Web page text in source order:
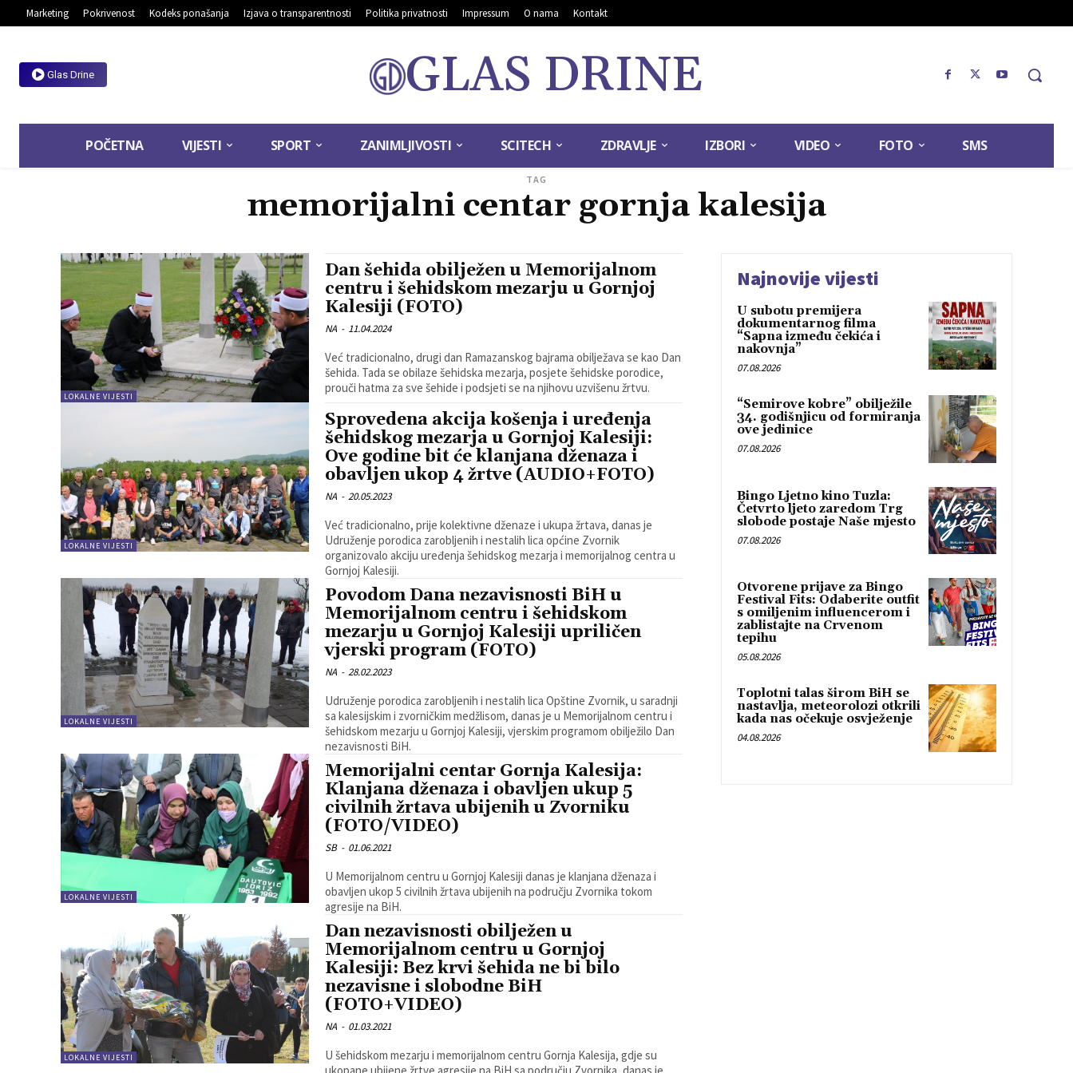
Marketing Pokrivenost Kodeks ponašanja Izjava o transparentnosti Politika privatnosti Impressum O nama Kontakt
Glas Drine GLAS DRINE
POČETNA VIJESTI SPORT ZANIMLJIVOSTI SCITECH ZDRAVLJE IZBORI VIDEO FOTO SMS
TAG
memorijalni centar gornja kalesija
LOKALNE VIJESTI
Dan šehida obilježen u Memorijalnom
centru i šehidskom mezarju u Gornjoj
Kalesiji (FOTO)
NA - 11.04.2024
Već tradicionalno, drugi dan Ramazanskog bajrama obilježava se kao Dan
šehida. Tada se obilaze šehidska mezarja, posjete šehidske porodice,
prouči hatma za sve šehide i podsjeti se na njihovu uzvišenu žrtvu.
LOKALNE VIJESTI
Sprovedena akcija košenja i uređenja
šehidskog mezarja u Gornjoj Kalesiji:
Ove godine bit će klanjana dženaza i
obavljen ukop 4 žrtve (AUDIO+FOTO)
NA - 20.05.2023
Već tradicionalno, prije kolektivne dženaze i ukupa žrtava, danas je
Udruženje porodica zarobljenih i nestalih lica općine Zvornik
organizovalo akciju uređenja šehidskog mezarja i memorijalnog centra u
Gornjoj Kalesiji.
LOKALNE VIJESTI
Povodom Dana nezavisnosti BiH u
Memorijalnom centru i šehidskom
mezarju u Gornjoj Kalesiji upriličen
vjerski program (FOTO)
NA - 28.02.2023
Udruženje porodica zarobljenih i nestalih lica Opštine Zvornik, u saradnji
sa kalesijskim i zvorničkim medžlisom, danas je u Memorijalnom centru i
šehidskom mezarju u Gornjoj Kalesiji, vjerskim programom obilježilo Dan
nezavisnosti BiH.
LOKALNE VIJESTI
Memorijalni centar Gornja Kalesija:
Klanjana dženaza i obavljen ukup 5
civilnih žrtava ubijenih u Zvorniku
(FOTO/VIDEO)
SB - 01.06.2021
U Memorijalnom centru u Gornjoj Kalesiji danas je klanjana dženaza i
obavljen ukop 5 civilnih žrtava ubijenih na području Zvornika tokom
agresije na BiH.
LOKALNE VIJESTI
Dan nezavisnosti obilježen u
Memorijalnom centru u Gornjoj
Kalesiji: Bez krvi šehida ne bi bilo
nezavisne i slobodne BiH
(FOTO+VIDEO)
NA - 01.03.2021
U šehidskom mezarju i memorijalnom centru Gornja Kalesija, gdje su
Najnovije vijesti
U subotu premijera
dokumentarnog filma
“Sapna između čekića i
nakovnja”
07.08.2026
“Semirove kobre” obilježile
34. godišnjicu od formiranja
ove jedinice
07.08.2026
Bingo Ljetno kino Tuzla:
Četvrto ljeto zaredom Trg
slobode postaje Naše mjesto
07.08.2026
Otvorene prijave za Bingo
Festival Fits: Odaberite outfit
s omiljenim influencerom i
zablistajte na Crvenom
tepihu
05.08.2026
Toplotni talas širom BiH se
nastavlja, meteorolozi otkrili
kada nas očekuje osvježenje
04.08.2026